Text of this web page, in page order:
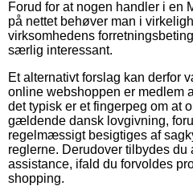
Forud for at nogen handler i en
på nettet behøver man i
virksomhedens
særlig interessant.
Et alternativt forslag kan derfor
online webshoppen er medlem
det typisk er et fingerpeg om at
gældende dansk lovgivning,
regelmæssigt besigtiges af
reglerne. Derudover tilbydes du
assistance, ifald du forvoldes
shopping.